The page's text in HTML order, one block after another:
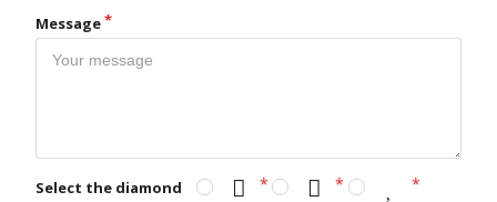
Message
Select the diamond